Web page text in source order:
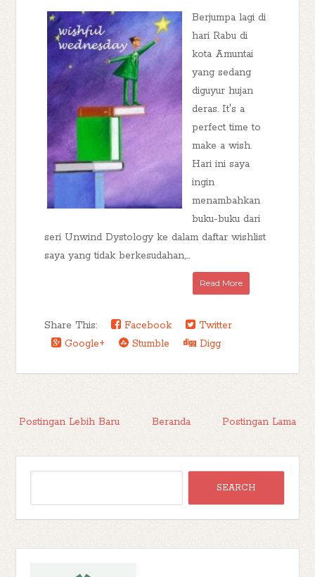
Berjumpa lagi di
hari Rabu di
kota Amuntai
yang sedang
diguyur hujan
deras. It's a
perfect time to
make a wish.
Hari ini saya
ingin
menambahkan
buku-buku dari
seri Unwind Dystology ke dalam daftar wishlist
saya yang tidak berkesudahan,...
Read More
Share This: Facebook
Twitter
Google+
Stumble Digg
Postingan Lebih Baru Postingan Lama
Beranda